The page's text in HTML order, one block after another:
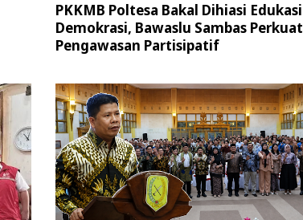
PKKMB Poltesa Bakal Dihiasi Edukasi
Demokrasi, Bawaslu Sambas Perkuat
Pengawasan Partisipatif